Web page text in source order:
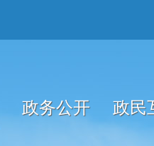
政务公开 政民